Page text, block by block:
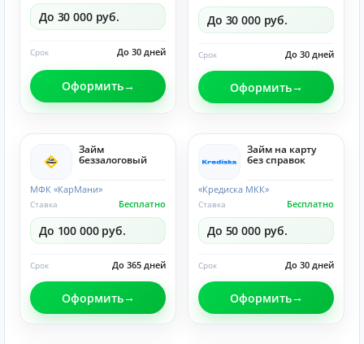
До 30 000 руб.
До 30 дней
Срок
Оформить
До 30 000 руб.
До 30 дней
Срок
Оформить
Займ
беззалоговый
МФК «КарМани»
Бесплатно
Ставка
До 100 000 руб.
До 365 дней
Срок
Оформить
Займ на карту
без справок
«Кредиска МКК»
Бесплатно
Ставка
До 50 000 руб.
До 30 дней
Срок
Оформить